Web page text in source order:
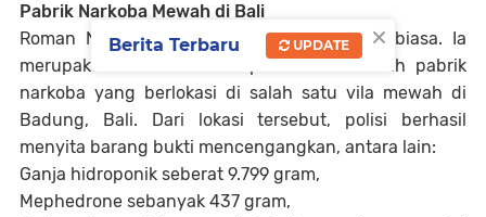
Pabrik Narkoba Mewah di Bali
Roman Nazarenco bukan sekadar buronan biasa. Ia
merupakan otak di balik operasional sebuah pabrik
narkoba yang berlokasi di salah satu vila mewah di
Badung, Bali. Dari lokasi tersebut, polisi berhasil
menyita barang bukti mencengangkan, antara lain:
Ganja hidroponik seberat 9.799 gram,
Mephedrone sebanyak 437 gram,
×
Berita Terbaru UPDATE